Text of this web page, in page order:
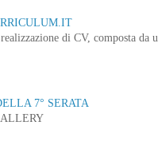
di CV, composta da
7° SERATA